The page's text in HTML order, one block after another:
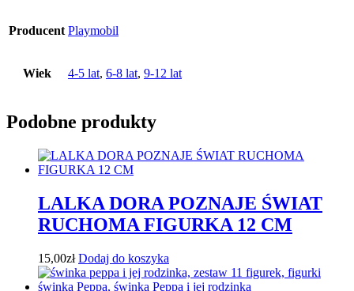
Producent Playmobil
Wiek 4-5 lat, 6-8 lat, 9-12 lat
Podobne produkty
LALKA DORA POZNAJE ŚWIAT
RUCHOMA FIGURKA 12 CM
15,00zł Dodaj do koszyka